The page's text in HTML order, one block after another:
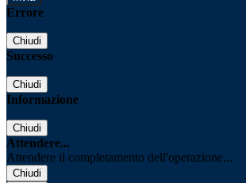
Errore
Chiudi
Successo
Chiudi
Informazione
Chiudi
Attendere...
Attendere il completamento dell'operazione...
Chiudi